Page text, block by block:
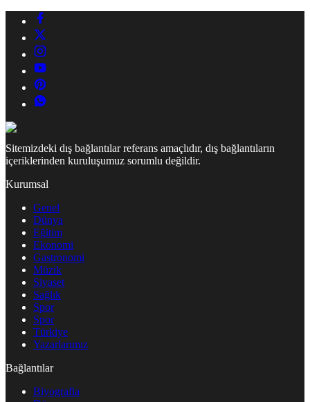
Sitemizdeki dış bağlantılar referans amaçlıdır, dış bağlantıların
içeriklerinden kuruluşumuz sorumlu değildir.
Kurumsal
Genel
Dünya
Eğitim
Ekonomi
Gastronomi
Müzik
Siyaset
Sağlık
Spor
Spor
Türkiye
Yazarlarımız
Bağlantılar
Biyografia